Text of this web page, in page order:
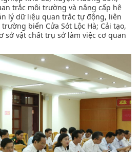
trắc môi trường và nâng cấp hệ
lý dữ liệu quan trắc tự động, liên
biển Cửa Sót Lộc Hà; Cải tạo,
sở vật chất trụ sở làm việc cơ quan